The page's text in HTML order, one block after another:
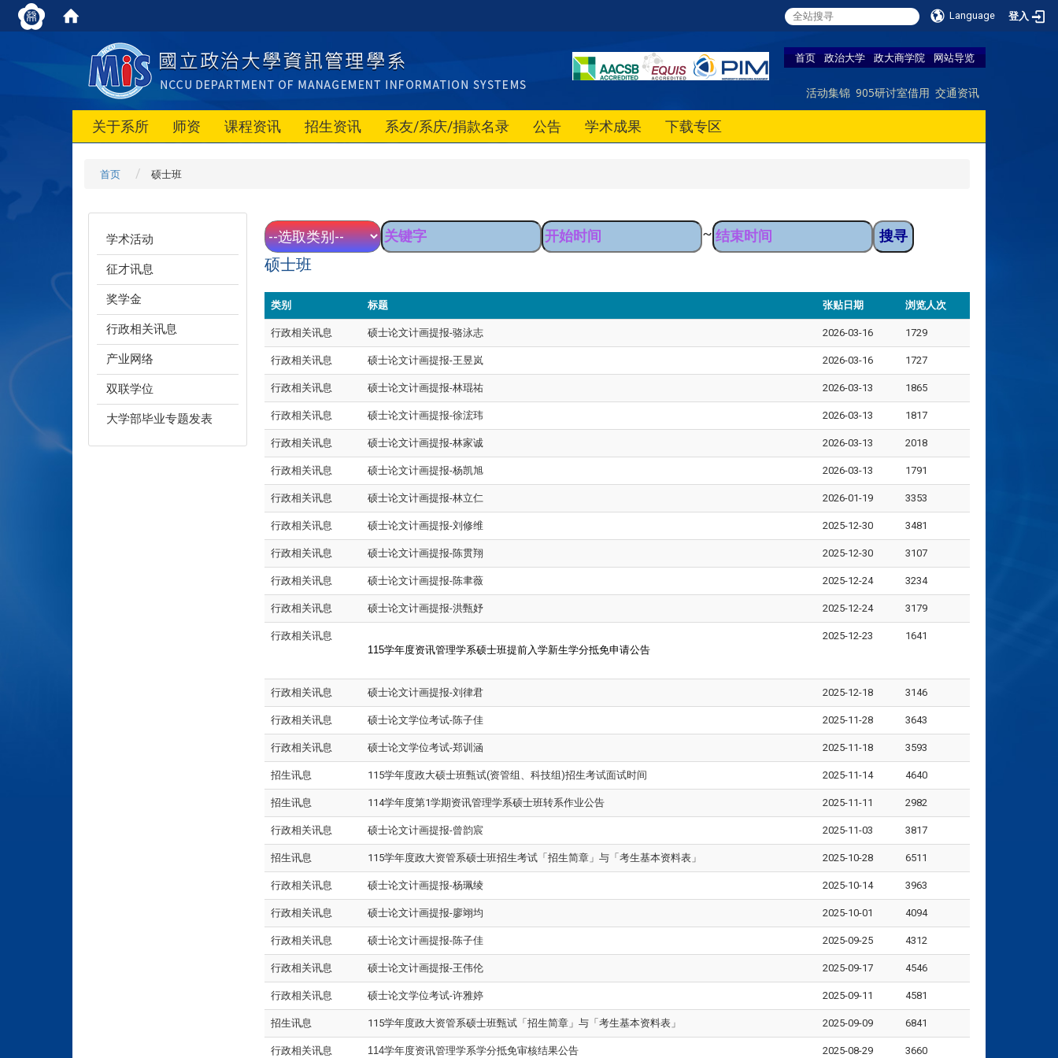
Language 登入
首页 政治大学 政大商学院 网站导览
活动集锦 905研讨室借用 交通资讯
关于系所 师资 课程资讯 招生资讯 系友/系庆/捐款名录 公告 学术成果 下载专区
首页 硕士班
学术活动
征才讯息
奖学金
行政相关讯息
产业网络
双联学位
大学部毕业专题发表
~
硕士班
类别 标题 张贴日期 浏览人次
行政相关讯息 硕士论文计画提报-骆泳志 2026-03-16 1729
行政相关讯息 硕士论文计画提报-王昱岚 2026-03-16 1727
行政相关讯息 硕士论文计画提报-林琨祐 2026-03-13 1865
行政相关讯息 硕士论文计画提报-徐浤玮 2026-03-13 1817
行政相关讯息 硕士论文计画提报-林家诚 2026-03-13 2018
行政相关讯息 硕士论文计画提报-杨凯旭 2026-03-13 1791
行政相关讯息 硕士论文计画提报-林立仁 2026-01-19 3353
行政相关讯息 硕士论文计画提报-刘修维 2025-12-30 3481
行政相关讯息 硕士论文计画提报-陈贯翔 2025-12-30 3107
行政相关讯息 硕士论文计画提报-陈聿薇 2025-12-24 3234
行政相关讯息 硕士论文计画提报-洪甄妤 2025-12-24 3179
行政相关讯息
115学年度资讯管理学系硕士班提前入学新生学分抵免申请公告
2025-12-23 1641
行政相关讯息 硕士论文计画提报-刘律君 2025-12-18 3146
行政相关讯息 硕士论文学位考试-陈子佳 2025-11-28 3643
行政相关讯息 硕士论文学位考试-郑训涵 2025-11-18 3593
招生讯息 115学年度政大硕士班甄试(资管组、科技组)招生考试面试时间 2025-11-14 4640
招生讯息 114学年度第1学期资讯管理学系硕士班转系作业公告 2025-11-11 2982
行政相关讯息 硕士论文计画提报-曾韵宸 2025-11-03 3817
招生讯息 115学年度政大资管系硕士班招生考试「招生简章」与「考生基本资料表」 2025-10-28 6511
行政相关讯息 硕士论文计画提报-杨珮绫 2025-10-14 3963
行政相关讯息 硕士论文计画提报-廖翊均 2025-10-01 4094
行政相关讯息 硕士论文计画提报-陈子佳 2025-09-25 4312
行政相关讯息 硕士论文计画提报-王伟伦 2025-09-17 4546
行政相关讯息 硕士论文学位考试-许雅婷 2025-09-11 4581
招生讯息 115学年度政大资管系硕士班甄试「招生简章」与「考生基本资料表」 2025-09-09 6841
行政相关讯息 114学年度资讯管理学系学分抵免审核结果公告 2025-08-29 3660